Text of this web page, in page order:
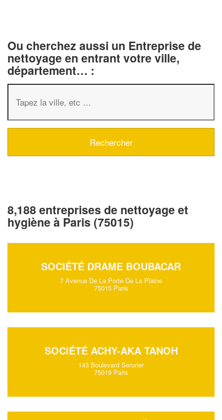
Ou cherchez aussi un Entreprise de
nettoyage en entrant votre ville,
département… :
8,188 entreprises de nettoyage et
hygiène à Paris (75015)
SOCIÉTÉ DRAME BOUBACAR
7 Avenue De La Porte De La Plaine
75015 Paris
SOCIÉTÉ ACHY-AKA TANOH
143 Boulevard Serurier
75019 Paris